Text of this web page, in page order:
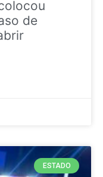
de
ESTADO